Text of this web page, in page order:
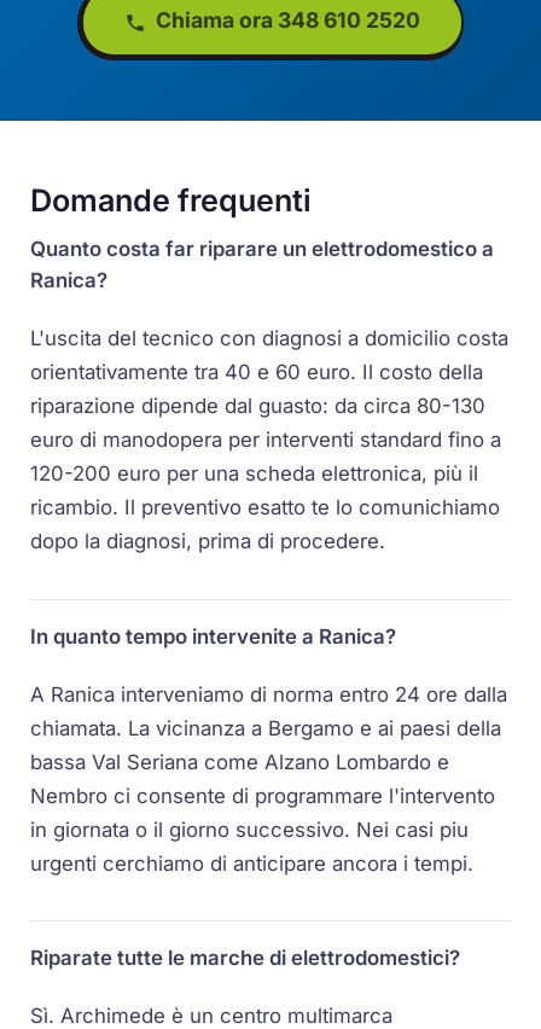
Chiama ora 348 610 2520
Domande frequenti
Quanto costa far riparare un elettrodomestico a
Ranica?
L'uscita del tecnico con diagnosi a domicilio costa
orientativamente tra 40 e 60 euro. Il costo della
riparazione dipende dal guasto: da circa 80-130
euro di manodopera per interventi standard fino a
120-200 euro per una scheda elettronica, più il
ricambio. Il preventivo esatto te lo comunichiamo
dopo la diagnosi, prima di procedere.
In quanto tempo intervenite a Ranica?
A Ranica interveniamo di norma entro 24 ore dalla
chiamata. La vicinanza a Bergamo e ai paesi della
bassa Val Seriana come Alzano Lombardo e
Nembro ci consente di programmare l'intervento
in giornata o il giorno successivo. Nei casi piu
urgenti cerchiamo di anticipare ancora i tempi.
Riparate tutte le marche di elettrodomestici?
Sì. Archimede è un centro multimarca